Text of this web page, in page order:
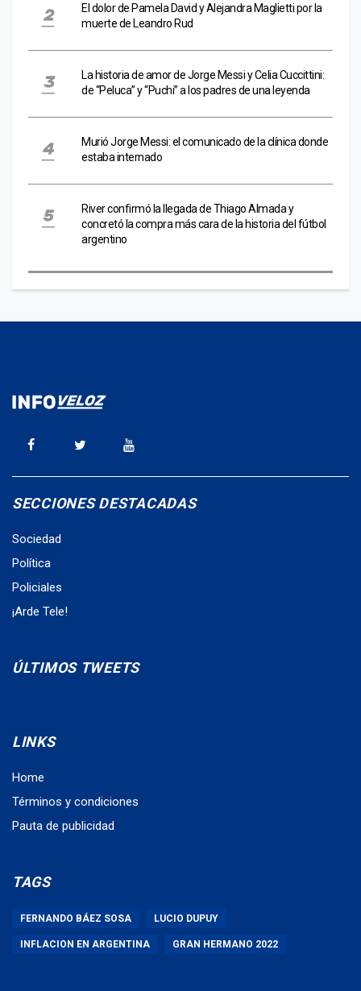
El dolor de Pamela David y Alejandra Maglietti por la
muerte de Leandro Rud
La historia de amor de Jorge Messi y Celia Cuccittini:
de “Peluca” y “Puchi” a los padres de una leyenda
Murió Jorge Messi: el comunicado de la clínica donde
estaba internado
River confirmó la llegada de Thiago Almada y
concretó la compra más cara de la historia del fútbol
argentino
SECCIONES DESTACADAS
Sociedad
Política
Policiales
¡Arde Tele!
ÚLTIMOS TWEETS
LINKS
Home
Términos y condiciones
Pauta de publicidad
TAGS
FERNANDO BÁEZ SOSA LUCIO DUPUY
INFLACION EN ARGENTINA GRAN HERMANO 2022